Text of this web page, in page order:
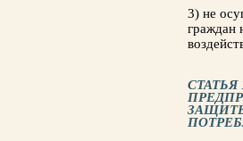
3) не
граждан